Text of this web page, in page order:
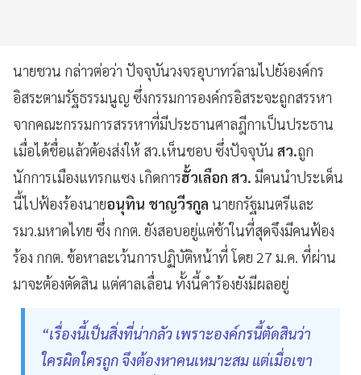
นายชวน กล่าวต่อว่า ปัจจุบันวงจรอุบาทว์ลามไปยังองค์กร
อิสระตามรัฐธรรมนูญ ซึ่งกรรมการองค์กรอิสระจะถูกสรรหา
จากคณะกรรมการสรรหาที่มีประธานศาลฎีกาเป็นประธาน
เมื่อได้ชื่อแล้วต้องส่งให้ สว.เห็นชอบ ซึ่งปัจจุบัน สว.ถูก
นักการเมืองแทรกแซง เกิดการฮั้วเลือก สว. มีคนนำประเด็น
นี้ไปฟ้องร้องนายอนุทิน ชาญวีรกูล นายกรัฐมนตรีและ
รมว.มหาดไทย ซึ่ง กกต. ยังสอบอยู่แต่ช้าในที่สุดจึงมีคนฟ้อง
ร้อง กกต. ข้อหาละเว้นการปฏิบัติหน้าที่ โดย 27 ม.ค. ที่ผ่าน
มาจะต้องตัดสิน แต่ศาลเลื่อน ทั้งนี้คำร้องยังมีผลอยู่
“เรื่องนี้เป็นสิ่งที่น่ากลัว เพราะองค์กรนี้ตัดสินว่า
ใครผิดใครถูก จึงต้องหาคนเหมาะสม แต่เมื่อเขา